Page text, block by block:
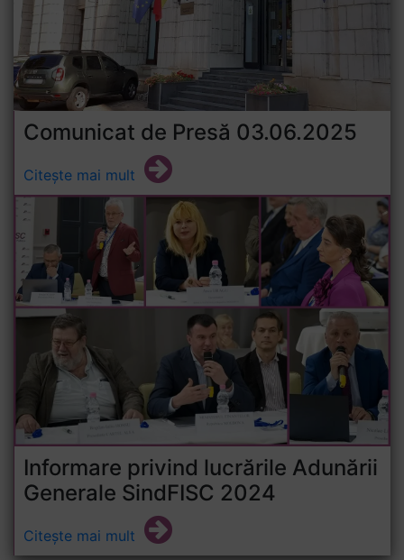
Comunicat de Presă 03.06.2025
Citește mai mult
Informare privind lucrările Adunării
Generale SindFISC 2024
Citește mai mult